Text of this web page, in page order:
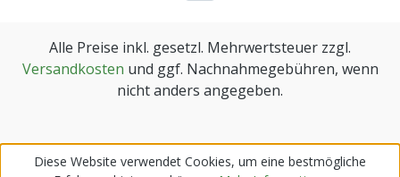
Alle Preise inkl. gesetzl. Mehrwertsteuer zzgl.
Versandkosten und ggf. Nachnahmegebühren, wenn
nicht anders angegeben.
Diese Website verwendet Cookies, um eine bestmögliche